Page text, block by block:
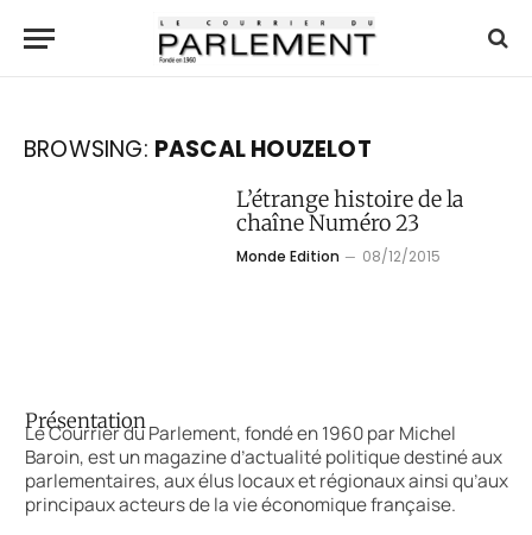
BROWSING: PASCAL HOUZELOT
L’étrange histoire de la
chaîne Numéro 23
Monde Edition 08/12/2015
Présentation
Le Courrier du Parlement, fondé en 1960 par Michel
Baroin, est un magazine d’actualité politique destiné aux
parlementaires, aux élus locaux et régionaux ainsi qu’aux
principaux acteurs de la vie économique française.